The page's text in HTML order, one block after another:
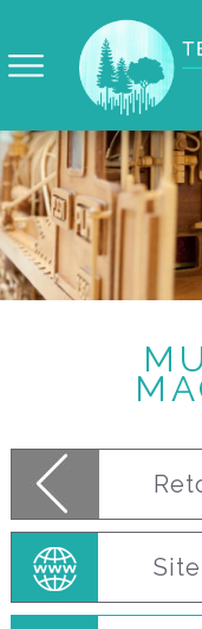
Panneau de gestion